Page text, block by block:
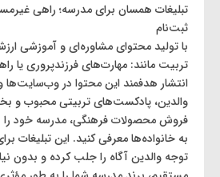
تبلیغات همسان برای مدرسه؛ راهی
ثبت‌نام
با تولید محتوای مشاوره‌ای و آموزشی
تربیت مانند: مهارت‌های فرزندپروری یا
انتشار هدفمند این محتوا در
والدین، پادکست‌های تربیتی محبوب و
فروش محصولات فرهنگی، مدرسه خود
به خانواده‌ها معرفی کنید. این تبلیغات
توجه والدین آگاه را جلب کرده و بدون